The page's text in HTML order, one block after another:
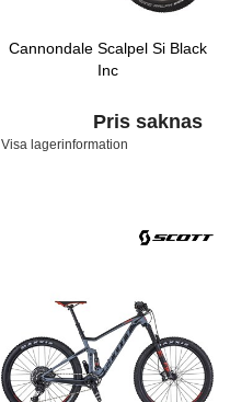
Cannondale Scalpel Si Black
Inc
Pris saknas
Visa lagerinformation